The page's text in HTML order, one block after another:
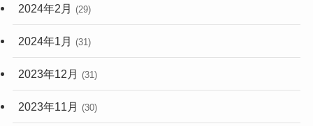
2024年2月 (29)
2024年1月 (31)
2023年12月 (31)
2023年11月 (30)